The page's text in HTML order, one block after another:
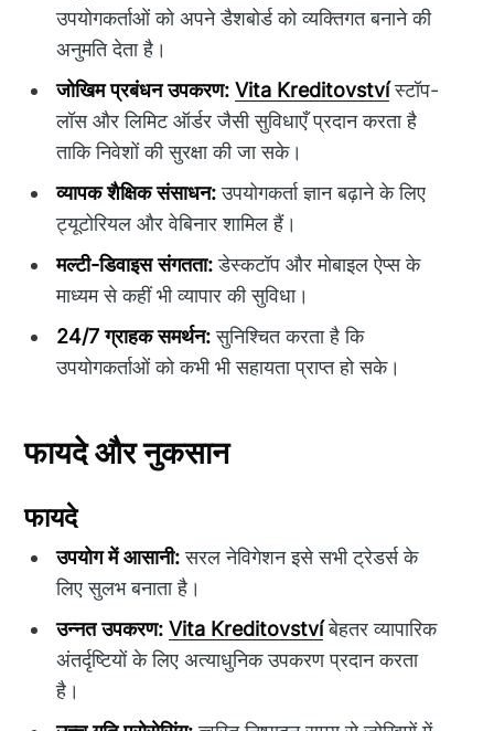
उपयोगकर्ताओं को अपने डैशबोर्ड को व्यक्तिगत बनाने की
अनुमति देता है।
जोखिम प्रबंधन उपकरण: Vita Kreditovstvíस्टॉप-
लॉस और लिमिट ऑर्डर जैसी सुविधाएँ प्रदान करता है
ताकि निवेशों की सुरक्षा की जा सके।
व्यापक शैक्षिक संसाधन:उपयोगकर्ता ज्ञान बढ़ाने के लिए
ट्यूटोरियल और वेबिनार शामिल हैं।
मल्टी-डिवाइस संगतता:डेस्कटॉप और मोबाइल ऐप्स के
माध्यम से कहीं भी व्यापार की सुविधा।
24/7 ग्राहक समर्थन:सुनिश्चित करता है कि
उपयोगकर्ताओं को कभी भी सहायता प्राप्त हो सके।
फायदे और नुकसान
फायदे
उपयोग में आसानी:सरल नेविगेशन इसे सभी ट्रेडर्स के
लिए सुलभ बनाता है।
उन्नत उपकरण: Vita Kreditovstvíबेहतर व्यापारिक
अंतर्दृष्टियों के लिए अत्याधुनिक उपकरण प्रदान करता
है।